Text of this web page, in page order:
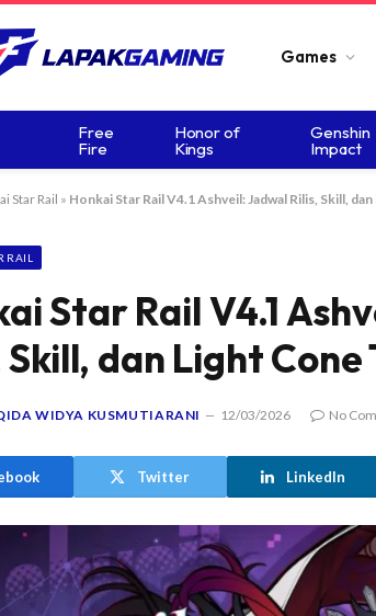
Games
Free
Fire
Honor of
Kings
Genshin
Impact
Star Rail » Honkai Star Rail V4.1 Ashveil: Jadwal Rilis, Skill,
RAIL
Star Rail V4.1
Skill, dan Light Cone
WIDYA KUSMUTIARANI 12/03/2026 No
Twitter LinkedIn